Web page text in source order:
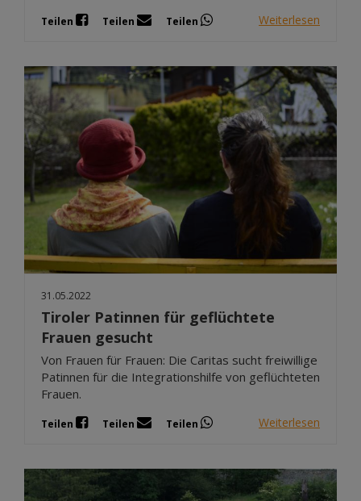
Teilen Teilen Teilen Weiterlesen
31.05.2022
Tiroler Patinnen für geflüchtete
Frauen gesucht
Von Frauen für Frauen: Die Caritas sucht freiwillige
Patinnen für die Integrationshilfe von geflüchteten
Frauen.
Teilen Teilen Teilen Weiterlesen